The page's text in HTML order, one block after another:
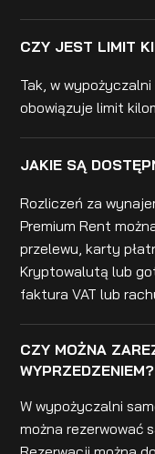
CZY JEST LIMIT
Tak, w
obowiązuje limit
JAKIE SĄ
Rozliczeń za
Premium Rent
przelewu, karty
Kryptowalutą lub
faktura VAT lub
CZY MOŻNA
WYPRZEDZENIEM?
W wypożyczalni
można rezerwować